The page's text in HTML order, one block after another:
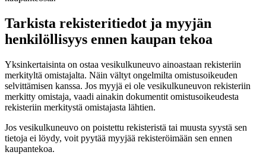
Tarkista rekisteritiedot ja myyjän
henkilöllisyys ennen kaupan tekoa
Yksinkertaisinta on ostaa vesikulkuneuvo ainoastaan rekisteriin
merkityltä omistajalta. Näin vältyt ongelmilta omistusoikeuden
selvittämisen kanssa. Jos myyjä ei ole vesikulkuneuvon rekisteriin
merkitty omistaja, vaadi ainakin dokumentit omistusoikeudesta
rekisteriin merkitystä omistajasta lähtien.
Jos vesikulkuneuvo on poistettu rekisteristä tai muusta syystä sen
tietoja ei löydy, voit pyytää myyjää rekisteröimään sen ennen
kaupantekoa.